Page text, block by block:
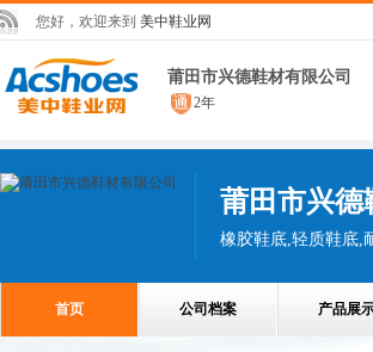
您好，欢迎来到 美中鞋业网
莆田市兴德鞋材有限公司
2年
莆田市兴德
橡胶鞋底,轻质鞋底,
首页 公司档案 产品展